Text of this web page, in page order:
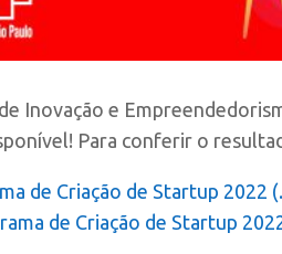
Inovação e
Para conferir o
de Criação de Startup 2022
de Criação de Startup